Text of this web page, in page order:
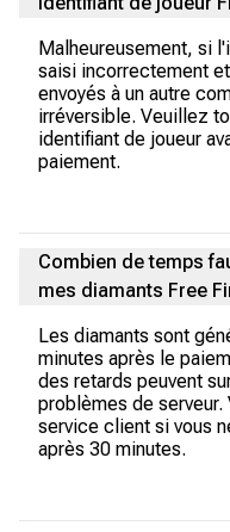
Malheureusement, si
saisi incorrectement
envoyés à un autre
irréversible. Veuillez
identifiant de joueur
paiement.
Combien de temps
mes diamants Free
Les diamants sont
minutes après le
des retards peuvent
problèmes de
service client si vous
après 30 minutes.